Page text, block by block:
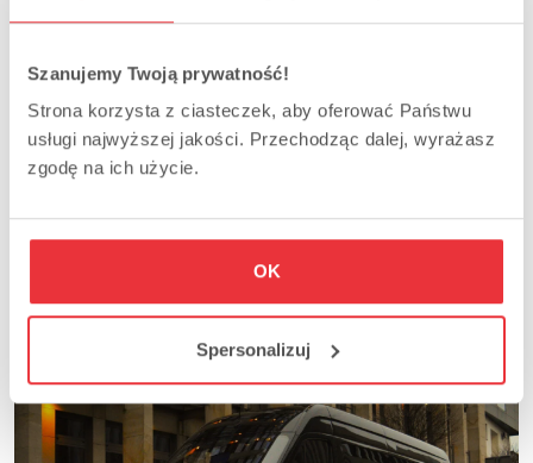
Szanujemy Twoją prywatność!
Strona korzysta z ciasteczek, aby oferować Państwu
usługi najwyższej jakości. Przechodząc dalej, wyrażasz
zgodę na ich użycie.
OK
Spersonalizuj
dziś!
+48 724 727 939
+48 602 697 807